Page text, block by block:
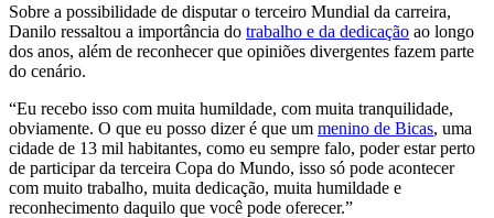
Sobre a possibilidade de disputar o terceiro Mundial da carreira,
Danilo ressaltou a importância do trabalho e da dedicação ao longo
dos anos, além de reconhecer que opiniões divergentes fazem parte
do cenário.
“Eu recebo isso com muita humildade, com muita tranquilidade,
obviamente. O que eu posso dizer é que um menino de Bicas, uma
cidade de 13 mil habitantes, como eu sempre falo, poder estar perto
de participar da terceira Copa do Mundo, isso só pode acontecer
com muito trabalho, muita dedicação, muita humildade e
reconhecimento daquilo que você pode oferecer.”